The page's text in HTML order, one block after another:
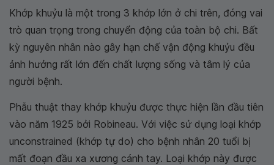
Khớp khuỷu là một trong 3 khớp lớn ở chi trên, đóng vai
trò quan trọng trong chuyển động của toàn bộ chi. Bất
kỳ nguyên nhân nào gây hạn chế vận động khuỷu đều
ảnh hưởng rất lớn đến chất lượng sống và tâm lý của
người bệnh.
Phẫu thuật thay khớp khuỷu được thực hiện lần đầu tiên
vào năm 1925 bởi Robineau. Với việc sử dụng loại khớp
unconstrained (khớp tự do) cho bệnh nhân 20 tuổi bị
mất đoạn đầu xa xương cánh tay. Loại khớp này được